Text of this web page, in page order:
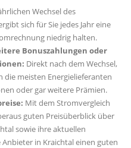
Wechsel des
sich für Sie jedes Jahr eine
niedrig halten.
Bonuszahlungen oder
Direkt nach dem Wechsel,
die meisten Energielieferanten
oder gar weitere Prämien.
Mit dem Stromvergleich
guten Preisüberblick über
sowie ihre aktuellen
in Kraichtal einen guten